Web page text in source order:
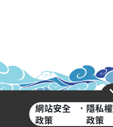
網站安全
政策
· 隱私權
政策